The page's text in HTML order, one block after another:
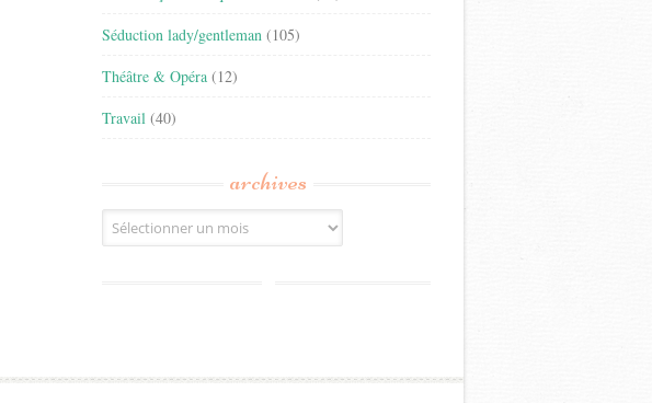
Séduction lady/gentleman (105)
Théâtre & Opéra (12)
Travail (40)
archives
Archives